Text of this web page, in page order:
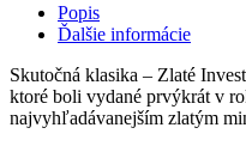
Popis
Ďalšie informácie
Skutočná klasika – Zlaté
ktoré boli vydané prvýkrát v
najvyhľadávanejším zlatým